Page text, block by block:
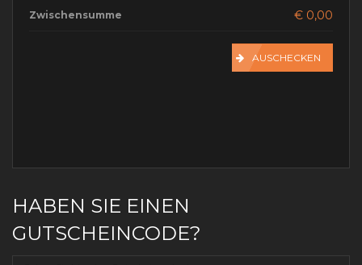
Zwischensumme € 0,00
AUSCHECKEN
HABEN SIE EINEN
GUTSCHEINCODE?